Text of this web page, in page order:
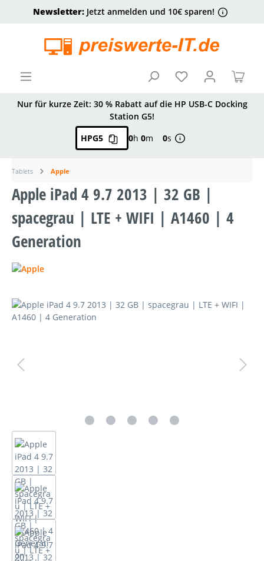
springen
Newsletter:Jetzt anmelden und 10€ sparen!
Nur für kurze Zeit: 30 % Rabatt auf die HP USB-C Docking
Station G5!
HPG5
0h 0m 0s
Tablets Apple
Apple iPad 4 9.7 2013 | 32 GB |
spacegrau | LTE + WIFI | A1460 | 4
Generation
Bildergalerie überspringen